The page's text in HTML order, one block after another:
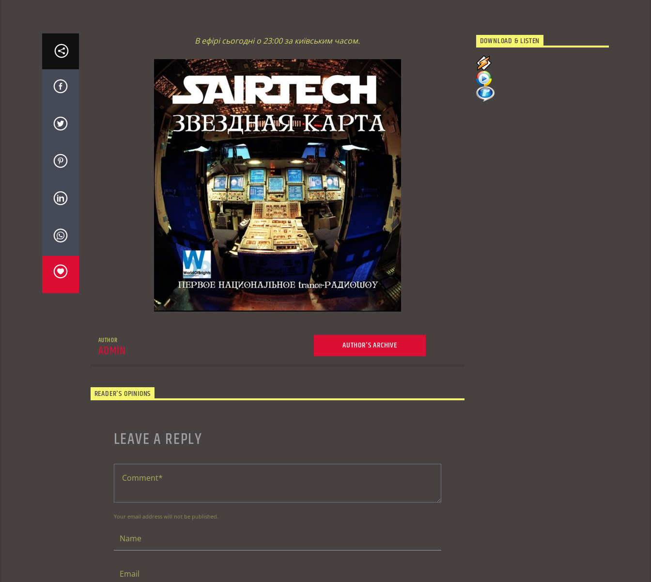
В ефірі сьогодні о 23:00 за київським часом.
AUTHOR
ADMIN AUTHOR'S ARCHIVE
READER'S OPINIONS
LEAVE A REPLY
Your email address will not be published.
DOWNLOAD & LISTEN